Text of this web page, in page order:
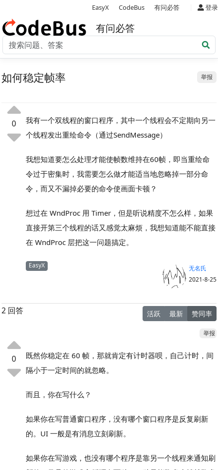
EasyX CodeBus 有问必答 登录
有问必答
举报
如何稳定帧率
0
我有一个双线程的窗口程序，其中一个线程会不定期向另一
个线程发出重绘命令（通过SendMessage）
我想知道要怎么处理才能使帧数维持在60帧，即当重绘命
令过于密集时，我需要怎么做才能适当地忽略掉一部分命
令，而又不漏掉必要的命令使画面卡顿？
想过在 WndProc 用 Timer，但是听说精度不怎么样，如果
直接开第三个线程的话又感觉太麻烦，我想知道能不能直接
在 WndProc 层把这一问题搞定。
EasyX
无名氏
2021-8-25
2 回答 活跃 最新 赞同率
举报
0
既然你稳定在 60 帧，那就肯定有计时器呗，自己计时，间
隔小于一定时间的就忽略。
而且，你在写什么？
如果你在写普通窗口程序，没有哪个窗口程序是反复刷新
的。UI 一般是有消息立刻刷新。
如果你在写游戏，也没有哪个程序是靠另一个线程来通知刷